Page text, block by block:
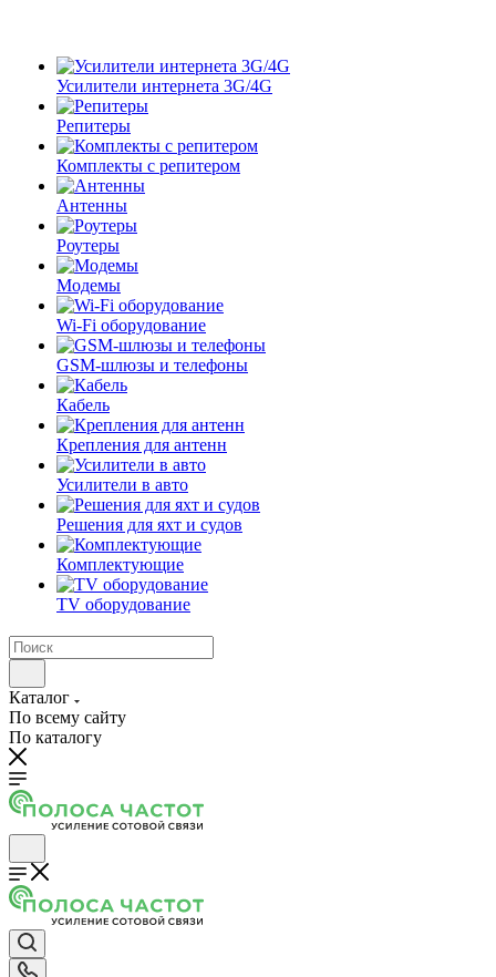
Усилители интернета 3G/4G
Репитеры
Комплекты с репитером
Антенны
Роутеры
Модемы
Wi-Fi оборудование
GSM-шлюзы и телефоны
Кабель
Крепления для антенн
Усилители в авто
Решения для яхт и судов
Комплектующие
TV оборудование
Каталог
По всему сайту
По каталогу